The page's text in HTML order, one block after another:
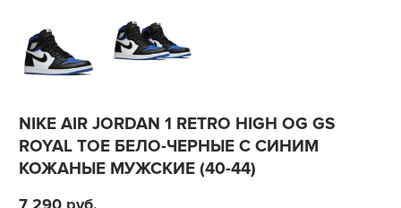
NIKE AIR JORDAN 1 RETRO HIGH OG GS
ROYAL TOE БЕЛО-ЧЕРНЫЕ С СИНИМ
КОЖАНЫЕ МУЖСКИЕ (40-44)